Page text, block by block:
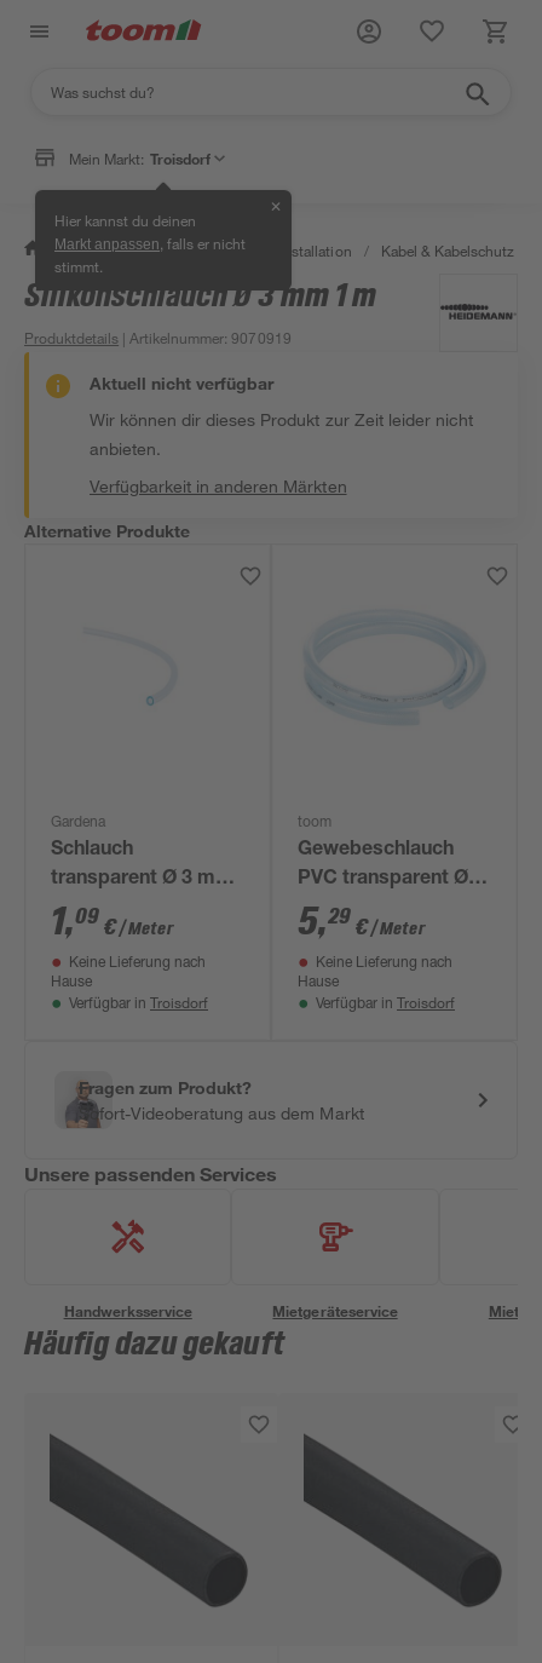
Mein Markt: Troisdorf
Hier kannst du deinen
Markt anpassen , falls er nicht
stimmt.
✕
/ Bauen & Renovieren / Elektroinstallation / Kabel & Kabelschutz
Silikonschlauch Ø 3 mm 1 m
Produktdetails | Artikelnummer:9070919
Aktuell nicht verfügbar
Wir können dir dieses Produkt zur Zeit leider nicht
anbieten.
Verfügbarkeit in anderen Märkten
Alternative Produkte
Gardena
Schlauch
transparent Ø 3 mm
100 m
1,09 €/ Meter
Keine Lieferung nach
Hause
Verfügbar in Troisdorf
toom
Gewebeschlauch
PVC transparent Ø
19 mm
5,29 €/ Meter
Keine Lieferung nach
Hause
Verfügbar in Troisdorf
Fragen zum Produkt?
Sofort-Videoberatung aus dem Markt
Unsere passenden Services
Handwerksservice Mietgeräteservice
Häufig dazu gekauft